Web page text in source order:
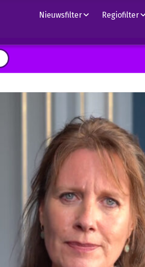
Nieuwsfilter Regiofilter